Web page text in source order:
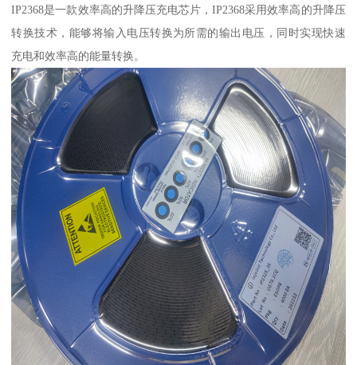
IP2368是一款效率高的升降压充电芯片，IP2368采用效率高的升降压
转换技术，能够将输入电压转换为所需的输出电压，同时实现快速
充电和效率高的能量转换。